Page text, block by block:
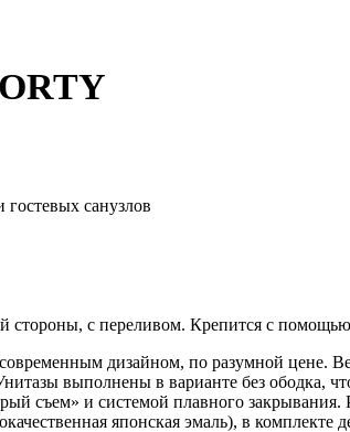
санузлов
стороны, с переливом. Крепится с
дизайном, по разумной цене.
выполнены в варианте без ободка,
съем» и системой плавного
японская эмаль), в комплекте